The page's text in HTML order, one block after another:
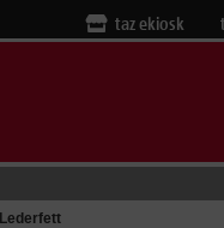
taz ekiosk
Lederfett